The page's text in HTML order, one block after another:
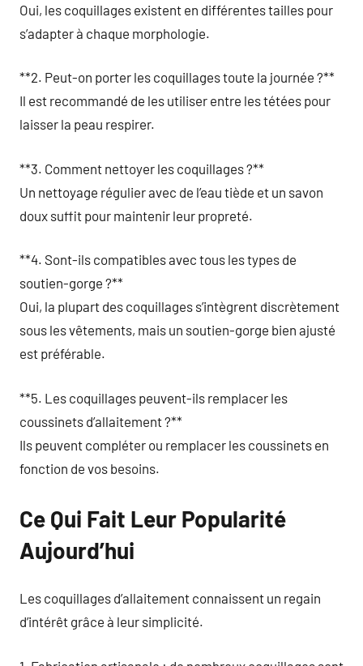
Oui, les coquillages existent en différentes tailles pour
s’adapter à chaque morphologie.
**2. Peut-on porter les coquillages toute la journée ?**
Il est recommandé de les utiliser entre les tétées pour
laisser la peau respirer.
**3. Comment nettoyer les coquillages ?**
Un nettoyage régulier avec de l’eau tiède et un savon
doux suffit pour maintenir leur propreté.
**4. Sont-ils compatibles avec tous les types de
soutien-gorge ?**
Oui, la plupart des coquillages s’intègrent discrètement
sous les vêtements, mais un soutien-gorge bien ajusté
est préférable.
**5. Les coquillages peuvent-ils remplacer les
coussinets d’allaitement ?**
Ils peuvent compléter ou remplacer les coussinets en
fonction de vos besoins.
Ce Qui Fait Leur Popularité
Aujourd’hui
Les coquillages d’allaitement connaissent un regain
d’intérêt grâce à leur simplicité.